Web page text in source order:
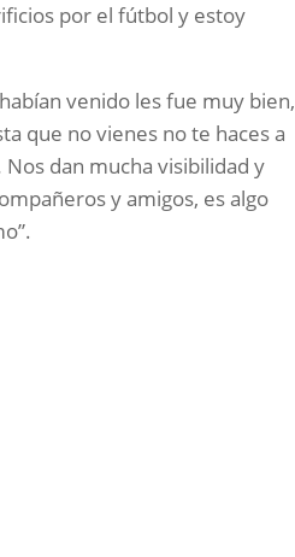
por el fútbol y estoy
venido les fue muy bien,
que no vienes no te haces a
dan mucha visibilidad y
y amigos, es algo